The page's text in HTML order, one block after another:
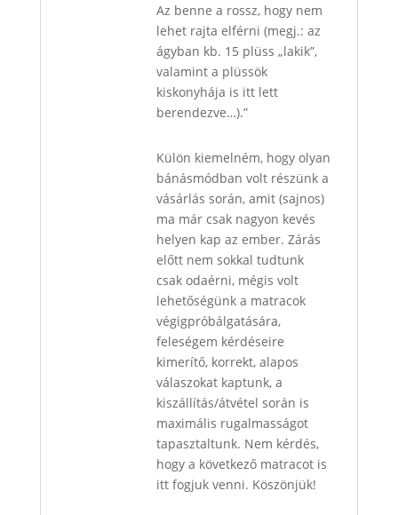
Az benne a rossz, hogy nem
lehet rajta elférni (megj.: az
ágyban kb. 15 plüss „lakik”,
valamint a plüssök
kiskonyhája is itt lett
berendezve…).”
Külön kiemelném, hogy olyan
bánásmódban volt részünk a
vásárlás során, amit (sajnos)
ma már csak nagyon kevés
helyen kap az ember. Zárás
előtt nem sokkal tudtunk
csak odaérni, mégis volt
lehetőségünk a matracok
végigpróbálgatására,
feleségem kérdéseire
kimerítő, korrekt, alapos
válaszokat kaptunk, a
kiszállítás/átvétel során is
maximális rugalmasságot
tapasztaltunk. Nem kérdés,
hogy a következő matracot is
itt fogjuk venni. Köszönjük!